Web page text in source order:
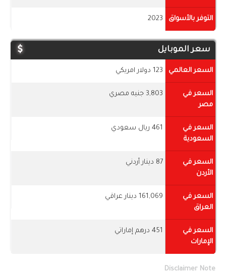
التوفر بالأسواق 2023
سعر الموبايل
السعر العالمي 123 دولار امريكي
السعر في
مصر
3,803 جنيه مصري
السعر في
السعودية
461 ريال سعودي
السعر في
الأردن
87 دينار أردني
السعر في
العراق
161,069 دينار عراقي
السعر في
الإمارات
451 درهم إماراتي
Disclaimer Note